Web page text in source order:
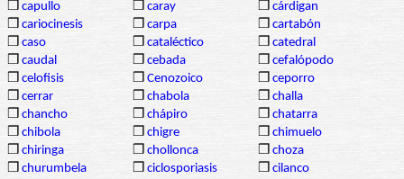
❒ capullo ❒ caray ❒ cárdigan
❒ cariocinesis ❒ carpa ❒ cartabón
❒ caso ❒ cataléctico ❒ catedral
❒ caudal ❒ cebada ❒ cefalópodo
❒ celofisis ❒ Cenozoico ❒ ceporro
❒ cerrar ❒ chabola ❒ challa
❒ chancho ❒ chápiro ❒ chatarra
❒ chibola ❒ chigre ❒ chimuelo
❒ chiringa ❒ chollonca ❒ choza
❒ churumbela ❒ ciclosporiasis ❒ cilanco